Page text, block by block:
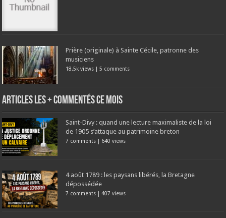
Prière (originale) à Sainte Cécile, patronne des
musiciens
18.5k views |5 comments
Articles les + commentés ce mois
Saint-Divy : quand une lecture maximaliste de la loi
de 1905 s’attaque au patrimoine breton
7 comments | 640 views
4 août 1789 : les paysans libérés, la Bretagne
dépossédée
7 comments |407 views